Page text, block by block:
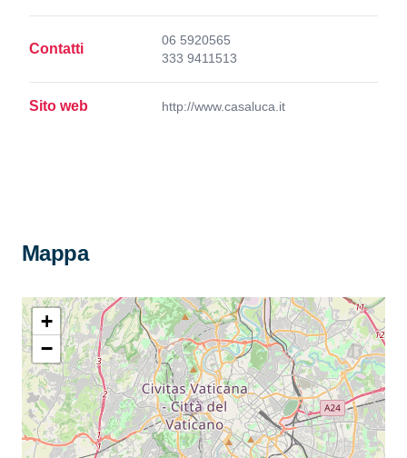
Contatti
06 5920565
333 9411513
Sito web http://www.casaluca.it
Mappa
+
−